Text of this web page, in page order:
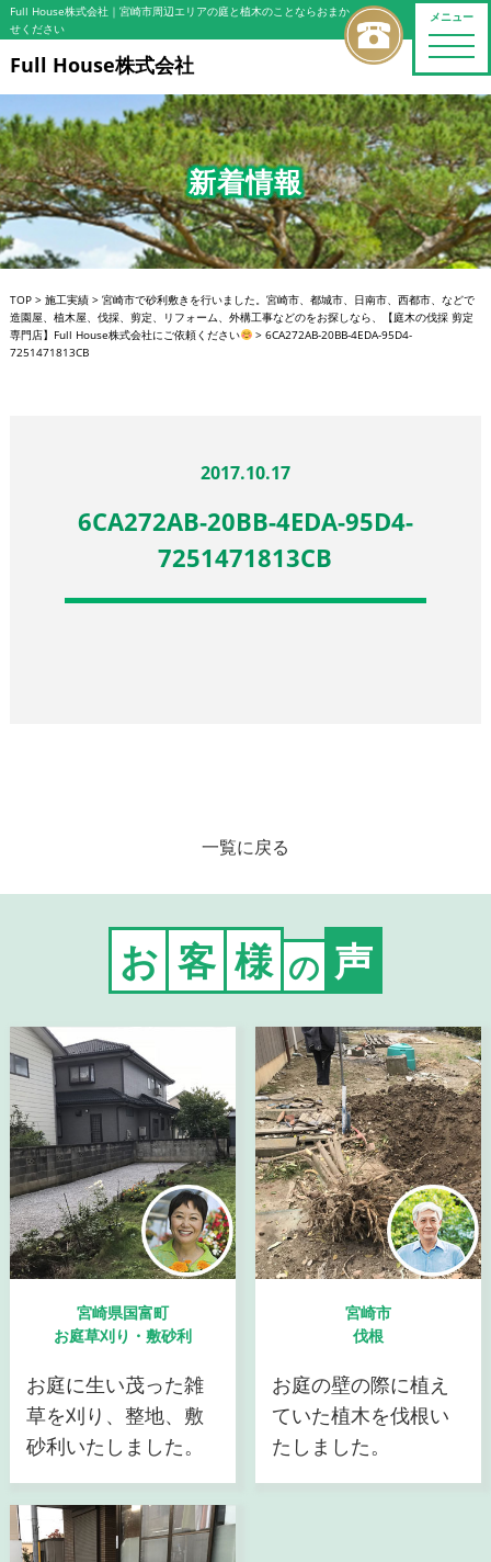
メニュー
toggle
Full House株式会社｜宮崎市周辺エリアの庭と植木のことならおまか
せください
Full House株式会社
新着情報
TOP> 施工実績> 宮崎市で砂利敷きを行いました。宮崎市、都城市、日南市、西都市、などで
造園屋、植木屋、伐採、剪定、リフォーム、外構工事などのをお探しなら、【庭木の伐採 剪定
専門店】Full House株式会社にご依頼ください
>6CA272AB-20BB-4EDA-95D4-
7251471813CB
2017.10.17
6CA272AB-20BB-4EDA-95D4-
7251471813CB
一覧に戻る
お 客 様 の 声
宮崎県国富町
お庭草刈り・敷砂利
お庭に生い茂った雑
草を刈り、整地、敷
砂利いたしました。
宮崎市
伐根
お庭の壁の際に植え
ていた植木を伐根い
たしました。